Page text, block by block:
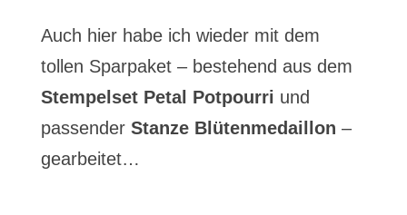
Auch hier habe ich wieder mit dem
tollen Sparpaket – bestehend aus dem
Stempelset Petal Potpourri und
passender Stanze Blütenmedaillon –
gearbeitet…